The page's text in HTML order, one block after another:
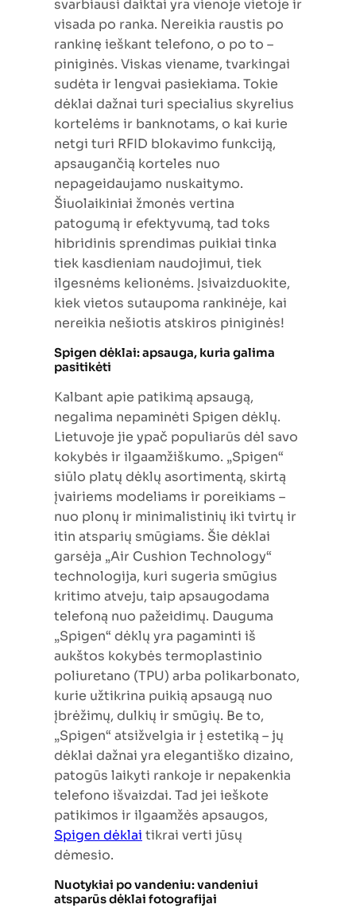
svarbiausi daiktai yra vienoje vietoje ir
visada po ranka. Nereikia raustis po
rankinę ieškant telefono, o po to –
piniginės. Viskas viename, tvarkingai
sudėta ir lengvai pasiekiama. Tokie
dėklai dažnai turi specialius skyrelius
kortelėms ir banknotams, o kai kurie
netgi turi RFID blokavimo funkciją,
apsaugančią korteles nuo
nepageidaujamo nuskaitymo.
Šiuolaikiniai žmonės vertina
patogumą ir efektyvumą, tad toks
hibridinis sprendimas puikiai tinka
tiek kasdieniam naudojimui, tiek
ilgesnėms kelionėms. Įsivaizduokite,
kiek vietos sutaupoma rankinėje, kai
nereikia nešiotis atskiros piniginės!
Spigen dėklai: apsauga, kuria galima
pasitikėti
Kalbant apie patikimą apsaugą,
negalima nepaminėti Spigen dėklų.
Lietuvoje jie ypač populiarūs dėl savo
kokybės ir ilgaamžiškumo. „Spigen“
siūlo platų dėklų asortimentą, skirtą
įvairiems modeliams ir poreikiams –
nuo plonų ir minimalistinių iki tvirtų ir
itin atsparių smūgiams. Šie dėklai
garsėja „Air Cushion Technology“
technologija, kuri sugeria smūgius
kritimo atveju, taip apsaugodama
telefoną nuo pažeidimų. Dauguma
„Spigen“ dėklų yra pagaminti iš
aukštos kokybės termoplastinio
poliuretano (TPU) arba polikarbonato,
kurie užtikrina puikią apsaugą nuo
įbrėžimų, dulkių ir smūgių. Be to,
„Spigen“ atsižvelgia ir į estetiką – jų
dėklai dažnai yra elegantiško dizaino,
patogūs laikyti rankoje ir nepakenkia
telefono išvaizdai. Tad jei ieškote
patikimos ir ilgaamžės apsaugos,
Spigen dėklai tikrai verti jūsų
dėmesio.
Nuotykiai po vandeniu: vandeniui
atsparūs dėklai fotografijai